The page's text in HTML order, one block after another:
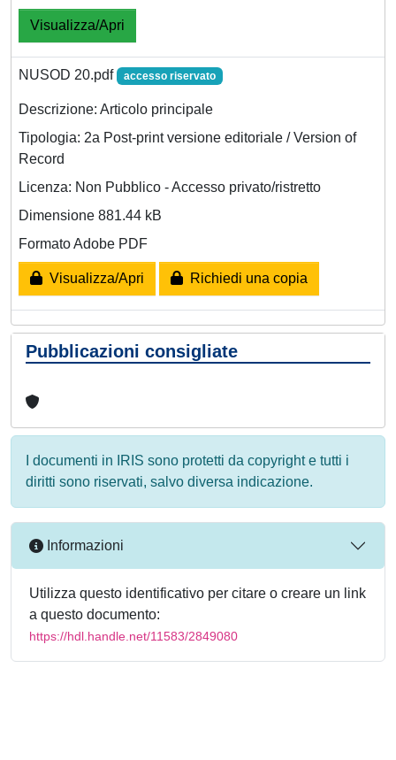
Visualizza/Apri
NUSOD 20.pdf accesso riservato
Descrizione: Articolo principale
Tipologia: 2a Post-print versione editoriale / Version of
Record
Licenza: Non Pubblico - Accesso privato/ristretto
Dimensione 881.44 kB
Formato Adobe PDF
Visualizza/Apri Richiedi una copia
Pubblicazioni consigliate
I documenti in IRIS sono protetti da copyright e tutti i
diritti sono riservati, salvo diversa indicazione.
Informazioni
Utilizza questo identificativo per citare o creare un link
a questo documento:
https://hdl.handle.net/11583/2849080